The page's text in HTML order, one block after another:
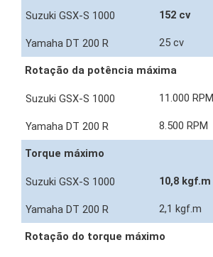
152 cv
25 cv
Rotação da potência máxima
11.000 RPM
8.500 RPM
Torque máximo
10,8 kgf.m
2,1 kgf.m
Rotação do torque máximo